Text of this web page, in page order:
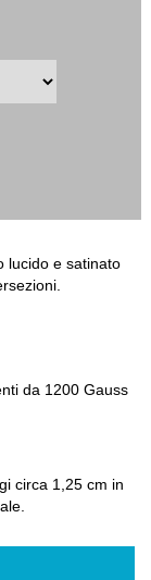
lucido e satinato
da 1200 Gauss
circa 1,25 cm in